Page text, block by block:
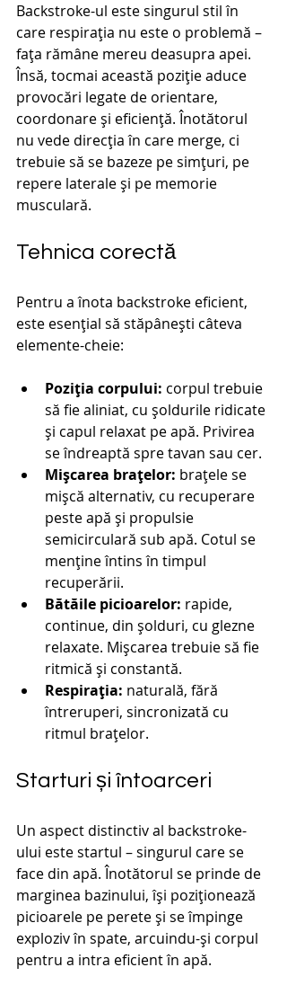
Backstroke-ul este singurul stil în
care respirația nu este o problemă –
fața rămâne mereu deasupra apei.
Însă, tocmai această poziție aduce
provocări legate de orientare,
coordonare și eficiență. Înotătorul
nu vede direcția în care merge, ci
trebuie să se bazeze pe simțuri, pe
repere laterale și pe memorie
musculară.
Tehnica corectă
Pentru a înota backstroke eficient,
este esențial să stăpânești câteva
elemente-cheie:
Poziția corpului: corpul trebuie
să fie aliniat, cu șoldurile ridicate
și capul relaxat pe apă. Privirea
se îndreaptă spre tavan sau cer.
Mișcarea brațelor: brațele se
mișcă alternativ, cu recuperare
peste apă și propulsie
semicirculară sub apă. Cotul se
menține întins în timpul
recuperării.
Bătăile picioarelor: rapide,
continue, din șolduri, cu glezne
relaxate. Mișcarea trebuie să fie
ritmică și constantă.
Respirația: naturală, fără
întreruperi, sincronizată cu
ritmul brațelor.
Starturi și întoarceri
Un aspect distinctiv al backstroke-
ului este startul – singurul care se
face din apă. Înotătorul se prinde de
marginea bazinului, își poziționează
picioarele pe perete și se împinge
exploziv în spate, arcuindu-și corpul
pentru a intra eficient în apă.